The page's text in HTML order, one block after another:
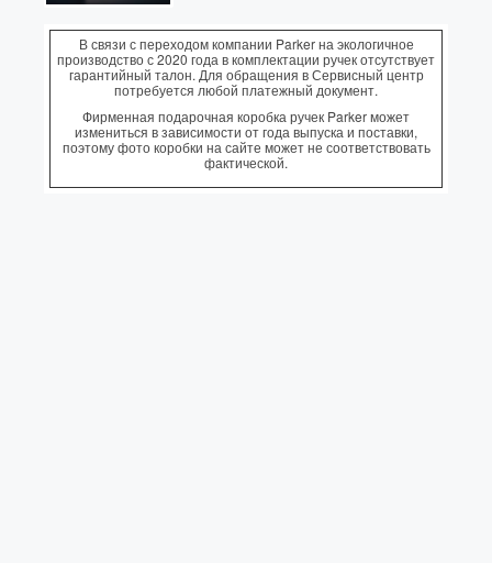
В связи с переходом компании Parker на экологичное
производство с 2020 года в комплектации ручек отсутствует
гарантийный талон. Для обращения в Сервисный центр
потребуется любой платежный документ.
Фирменная подарочная коробка ручек Parker может
измениться в зависимости от года выпуска и поставки,
поэтому фото коробки на сайте может не соответствовать
фактической.